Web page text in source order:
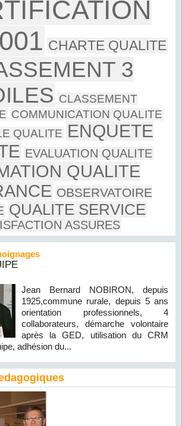
CHARTE QUALITE
3
CLASSEMENT
COMMUNICATION QUALITE
QUALITE ENQUETE
EVALUATION QUALITE
QUALITE
OBSERVATOIRE
QUALITE SERVICE
ASSURES
Jean Bernard NOBIRON, depuis
1925,commune rurale, depuis 5 ans
orientation professionnels, 4
collaborateurs, démarche volontaire
après la GED, utilisation du CRM
adhésion du...